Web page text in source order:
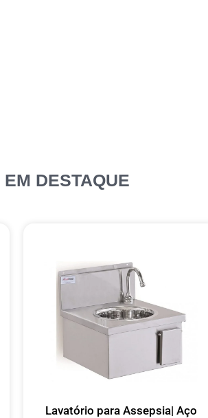
EM DESTAQUE
Lavatório para Assepsia| Aço